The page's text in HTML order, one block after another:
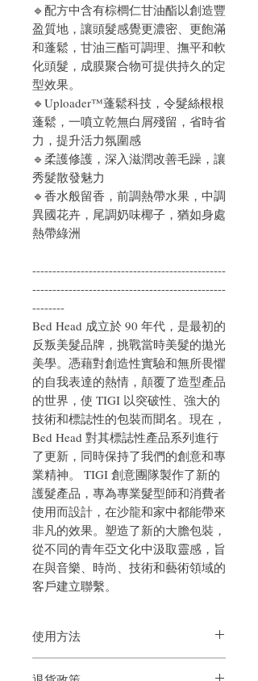
🔹配方中含有棕櫚仁甘油酯以創造豐
盈質地，讓頭髮感覺更濃密、更飽滿
和蓬鬆，甘油三酯可調理、撫平和軟
化頭髮，成膜聚合物可提供持久的定
型效果。
🔹Uploader™蓬鬆科技，令髮絲根根
蓬鬆，一噴立乾無白屑殘留，省時省
力，提升活力氛圍感
🔹柔護修護，深入滋潤改善毛躁，讓
秀髮散發魅力
🔹香水般留香，前調熱帶水果，中調
異國花卉，尾調奶味椰子，猶如身處
熱帶綠洲
------------------------------------------------
------------------------------------------------
--------
Bed Head 成立於 90 年代，是最初的
反叛美髮品牌，挑戰當時美髮的拋光
美學。憑藉對創造性實驗和無所畏懼
的自我表達的熱情，顛覆了造型產品
的世界，使 TIGI 以突破性、強大的
技術和標誌性的包裝而聞名。現在，
Bed Head 對其標誌性產品系列進行
了更新，同時保持了我們的創意和專
業精神。 TIGI 創意團隊製作了新的
護髮產品，專為專業髮型師和消費者
使用而設計，在沙龍和家中都能帶來
非凡的效果。塑造了新的大膽包裝，
從不同的青年亞文化中汲取靈感，旨
在與音樂、時尚、技術和藝術領域的
客戶建立聯繫。
使用方法